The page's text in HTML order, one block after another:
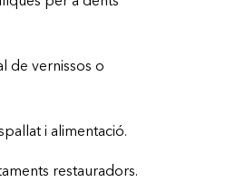
de vernissos o
i alimentació.
restauradors.